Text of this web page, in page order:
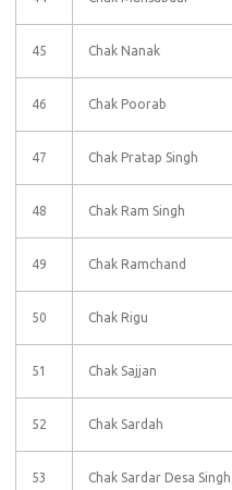
45 Chak Nanak
46 Chak Poorab
47 Chak Pratap Singh
48 Chak Ram Singh
49 Chak Ramchand
50 Chak Rigu
51 Chak Sajjan
52 Chak Sardah
53 Chak Sardar Desa Singh